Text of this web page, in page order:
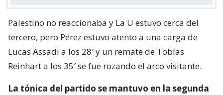
Limache revivió en Liga de Primera:
derrotó a O’Higgins en Rancagua y
escapó de la parte baja
Pero a los 77′, una falta de Javier Altamirano sobre